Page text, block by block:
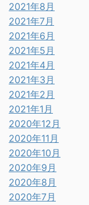
2021年8月
2021年7月
2021年6月
2021年5月
2021年4月
2021年3月
2021年2月
2021年1月
2020年12月
2020年11月
2020年10月
2020年9月
2020年8月
2020年7月